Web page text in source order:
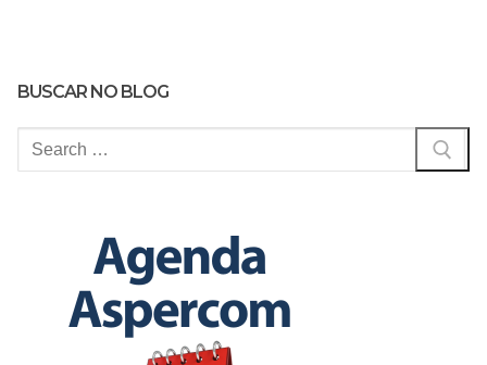
BUSCAR NO BLOG
Pesquisar
por: